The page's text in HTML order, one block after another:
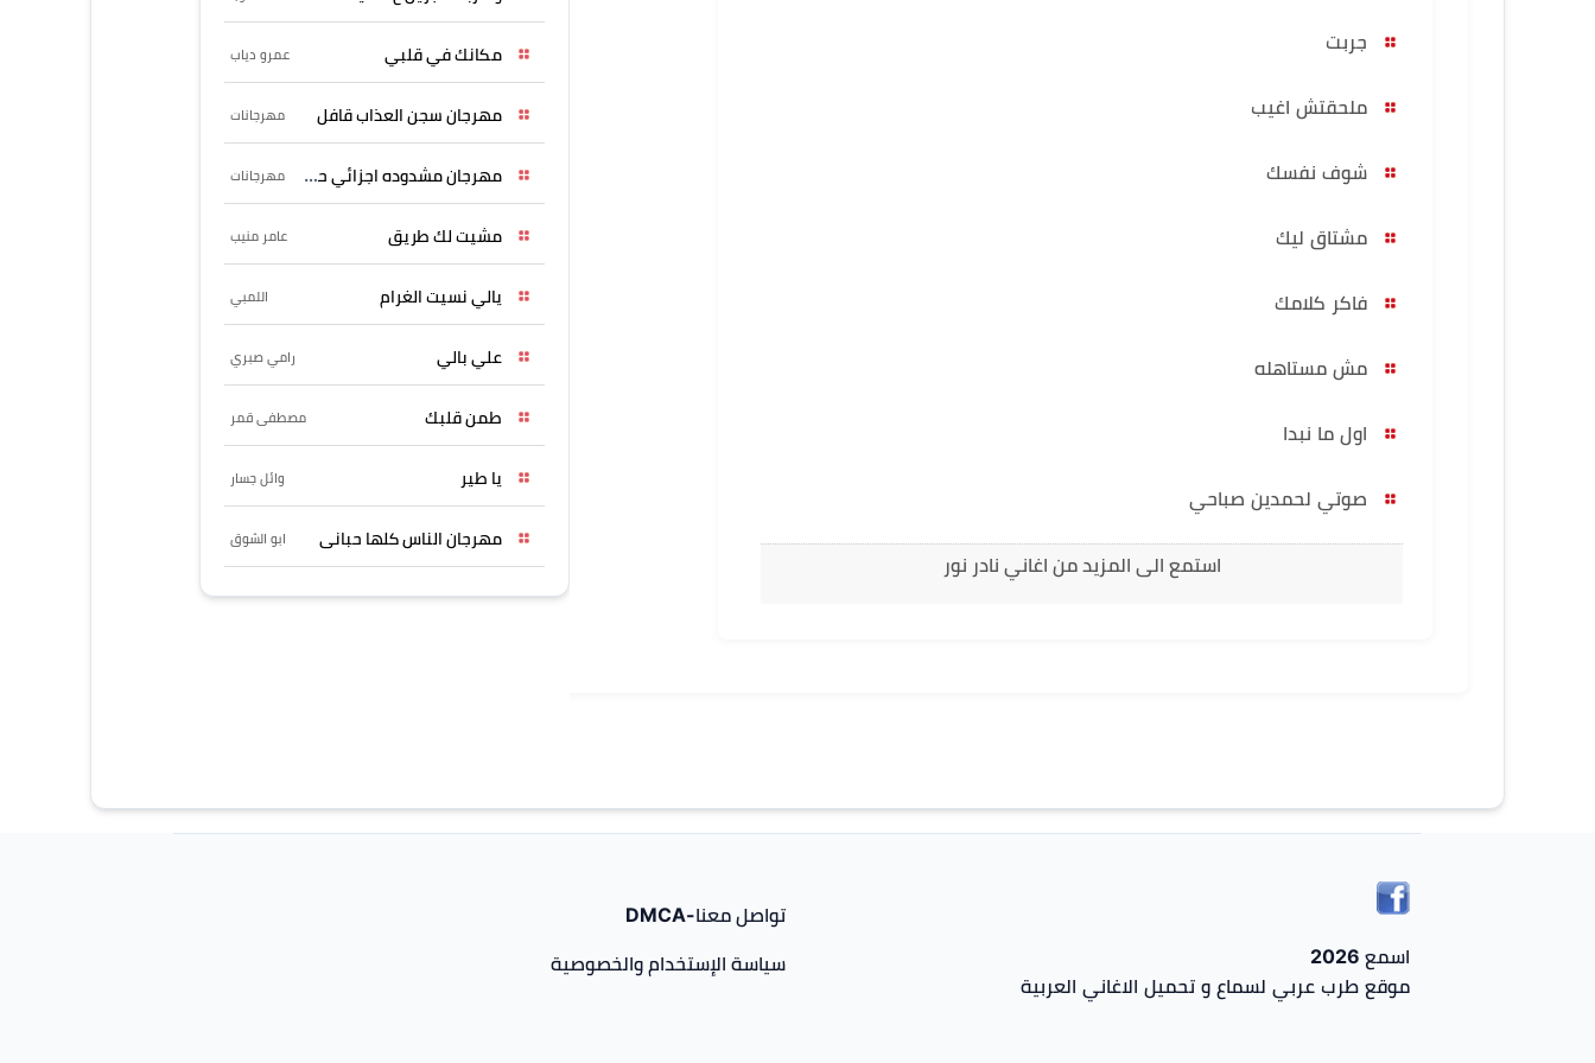
جربت
ملحقتش اغيب
شوف نفسك
مشتاق ليك
فاكر كلامك
مش مستاهله
اول ما نبدا
صوتي لحمدين صباحي
استمع الى المزيد من اغاني نادر نور
مكانك في قلبي عمرو دياب
مهرجان سجن العذاب قافل مهرجانات
مهرجان مشدوده اجزائي حربونى مهرجانات
مشيت لك طريق عامر منيب
يالي نسيت الغرام اللمبي
علي بالي رامي صبري
طمن قلبك مصطفى قمر
يا طير وائل جسار
مهرجان الناس كلها حبانى ابو الشوق
اسمع 2026
موقع طرب عربي لسماع و تحميل الاغاني العربية
تواصل معنا-DMCA
سياسة الإستخدام والخصوصية